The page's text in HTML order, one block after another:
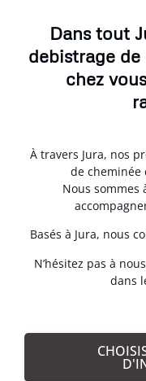
Dans tout
debistrage
chez
À travers Jura, nos
de cheminée
Nous sommes
Basés à Jura, nous
N’hésitez pas à
dans